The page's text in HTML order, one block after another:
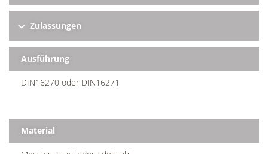
Zulassungen
Ausführung
DIN16270 oder DIN16271
Material